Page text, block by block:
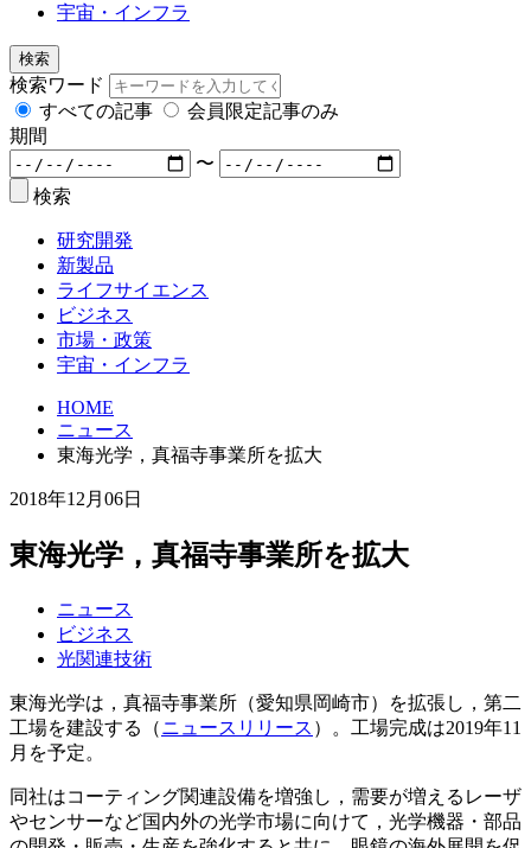
宇宙・インフラ
検索
検索ワード
すべての記事
会員限定記事のみ
期間
〜
検索
研究開発
新製品
ライフサイエンス
ビジネス
市場・政策
宇宙・インフラ
HOME
ニュース
東海光学，真福寺事業所を拡大
2018年12月06日
東海光学，真福寺事業所を拡大
ニュース
ビジネス
光関連技術
東海光学は，真福寺事業所（愛知県岡崎市）を拡張し，第二
工場を建設する（ニュースリリース ）。工場完成は2019年11
月を予定。
同社はコーティング関連設備を増強し，需要が増えるレーザ
やセンサーなど国内外の光学市場に向けて，光学機器・部品